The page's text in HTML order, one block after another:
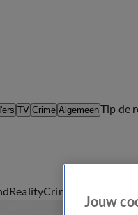
TV Crime AlgemeenTip de
RealityCrime
Jouw